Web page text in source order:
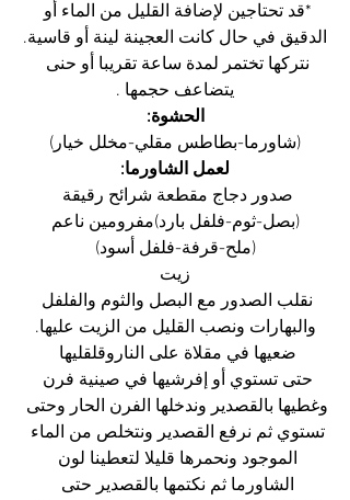
*قد تحتاجين لإضافة القليل من الماء أو
الدقيق في حال كانت العجينة لينة أو قاسية.
نتركها تختمر لمدة ساعة تقريبا أو حنى
يتضاعف حجمها .
الحشوة:
(شاورما-بطاطس مقلي-مخلل خيار)
لعمل الشاورما:
صدور دجاج مقطعة شرائح رقيقة
(بصل-ثوم-فلفل بارد)مفرومين ناعم
(ملح-قرفة-فلفل أسود)
زيت
نقلب الصدور مع البصل والثوم والفلفل
والبهارات ونصب القليل من الزيت عليها.
ضعيها في مقلاة على الناروقلقليها
حتى تستوي أو إفرشيها في صينية فرن
وغطيها بالقصدير وندخلها الفرن الحار وحتى
تستوي ثم نرفع القصدير ونتخلص من الماء
الموجود ونحمرها قليلا لتعطينا لون
الشاورما ثم نكتمها بالقصدير حتى